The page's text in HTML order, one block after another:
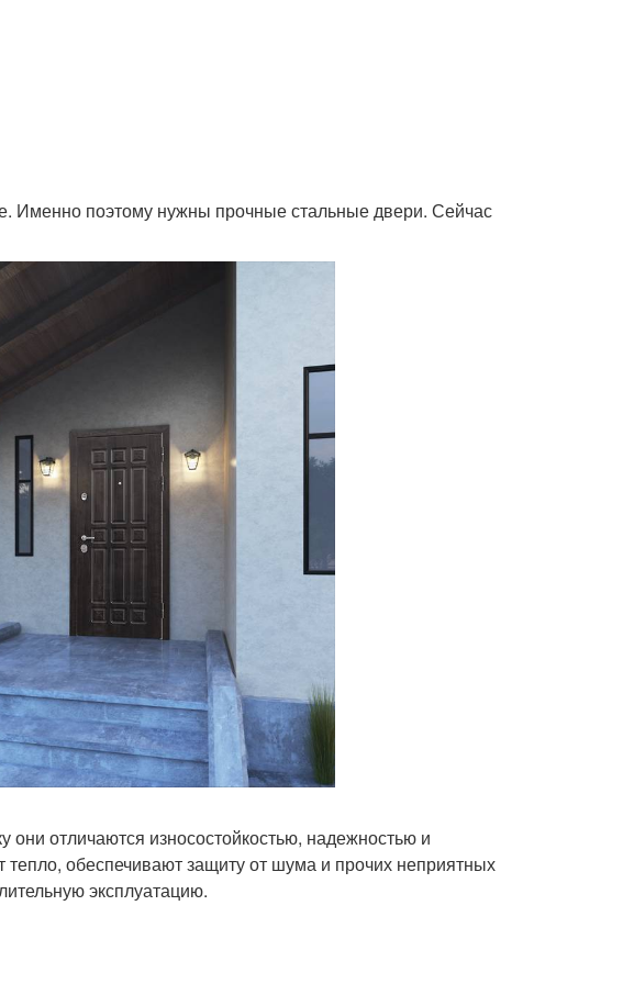
Именно поэтому нужны прочные стальные двери. Сейчас
отличаются износостойкостью, надежностью и
обеспечивают защиту от шума и прочих неприятных
эксплуатацию.